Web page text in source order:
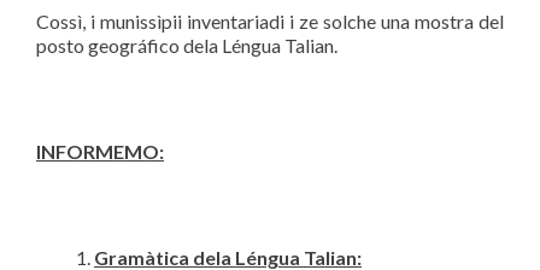
Cossì, i munissìpii inventariadi i ze solche una mostra del
posto geográfico dela Léngua Talian.
INFORMEMO:
Gramàtica dela Léngua Talian: